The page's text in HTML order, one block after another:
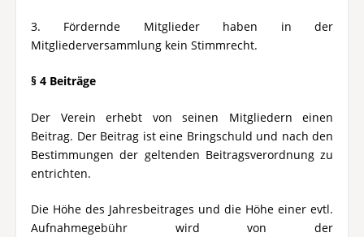
3. Fördernde Mitglieder haben in der
Mitgliederversammlung kein Stimmrecht.
§ 4 Beiträge
Der Verein erhebt von seinen Mitgliedern einen
Beitrag. Der Beitrag ist eine Bringschuld und nach den
Bestimmungen der geltenden Beitragsverordnung zu
entrichten.
Die Höhe des Jahresbeitrages und die Höhe einer evtl.
Aufnahmegebühr wird von der